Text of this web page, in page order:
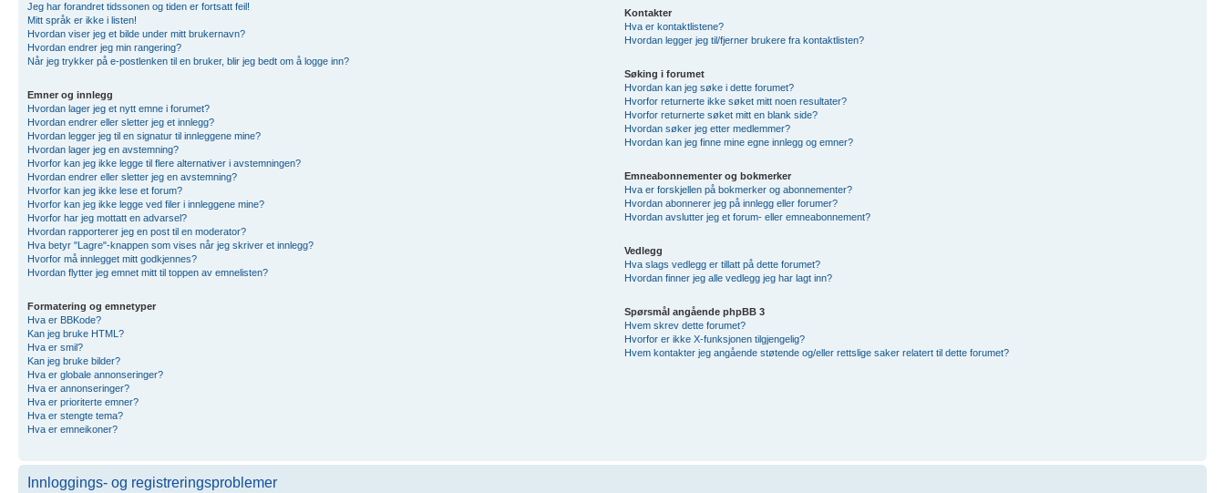
Jeg har forandret tidssonen og tiden er fortsatt feil!
Mitt språk er ikke i listen!
Hvordan viser jeg et bilde under mitt brukernavn?
Hvordan endrer jeg min rangering?
Når jeg trykker på e-postlenken til en bruker, blir jeg bedt om å logge inn?
Emner og innlegg
Hvordan lager jeg et nytt emne i forumet?
Hvordan endrer eller sletter jeg et innlegg?
Hvordan legger jeg til en signatur til innleggene mine?
Hvordan lager jeg en avstemning?
Hvorfor kan jeg ikke legge til flere alternativer i avstemningen?
Hvordan endrer eller sletter jeg en avstemning?
Hvorfor kan jeg ikke lese et forum?
Hvorfor kan jeg ikke legge ved filer i innleggene mine?
Hvorfor har jeg mottatt en advarsel?
Hvordan rapporterer jeg en post til en moderator?
Hva betyr "Lagre"-knappen som vises når jeg skriver et innlegg?
Hvorfor må innlegget mitt godkjennes?
Hvordan flytter jeg emnet mitt til toppen av emnelisten?
Formatering og emnetyper
Hva er BBKode?
Kan jeg bruke HTML?
Hva er smil?
Kan jeg bruke bilder?
Hva er globale annonseringer?
Hva er annonseringer?
Hva er prioriterte emner?
Hva er stengte tema?
Hva er emneikoner?
Kontakter
Hva er kontaktlistene?
Hvordan legger jeg til/fjerner brukere fra kontaktlisten?
Søking i forumet
Hvordan kan jeg søke i dette forumet?
Hvorfor returnerte ikke søket mitt noen resultater?
Hvorfor returnerte søket mitt en blank side?
Hvordan søker jeg etter medlemmer?
Hvordan kan jeg finne mine egne innlegg og emner?
Emneabonnementer og bokmerker
Hva er forskjellen på bokmerker og abonnementer?
Hvordan abonnerer jeg på innlegg eller forumer?
Hvordan avslutter jeg et forum- eller emneabonnement?
Vedlegg
Hva slags vedlegg er tillatt på dette forumet?
Hvordan finner jeg alle vedlegg jeg har lagt inn?
Spørsmål angående phpBB 3
Hvem skrev dette forumet?
Hvorfor er ikke X-funksjonen tilgjengelig?
Hvem kontakter jeg angående støtende og/eller rettslige saker relatert til dette forumet?
Innloggings- og registreringsproblemer